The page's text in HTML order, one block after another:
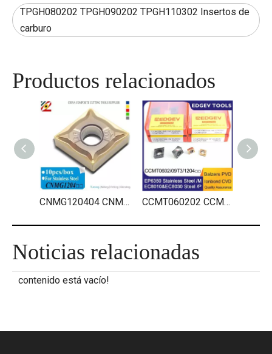
TPGH080202 TPGH090202 TPGH110302 Insertos de
carburo
Productos relacionados
CNMG120404 CNMG120408 CNMG431 CNMG432 Insertos giratorios CCMT060202 CCMT060204 CCMT09T304 CCMT09T308 CCMT120404 CCMT120408 Herramientas de torneado interno de carburo
Noticias relacionadas
contenido está vacío!